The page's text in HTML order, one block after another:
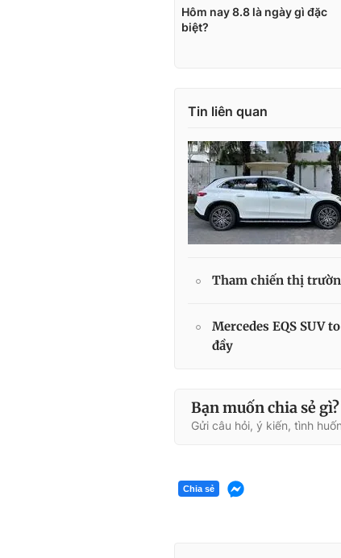
Tin liên quan
Tham chiến thị
Mercedes EQS SUV
đầy
Bạn muốn chia sẻ gì?
Gửi câu hỏi, ý kiến, tình
Chia sẻ